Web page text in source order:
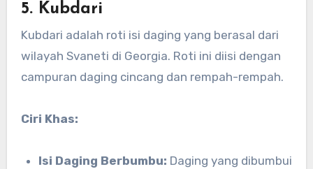
5. Kubdari
Kubdari adalah roti isi daging yang berasal dari
wilayah Svaneti di Georgia. Roti ini diisi dengan
campuran daging cincang dan rempah-rempah.
Ciri Khas:
Isi Daging Berbumbu: Daging yang dibumbui